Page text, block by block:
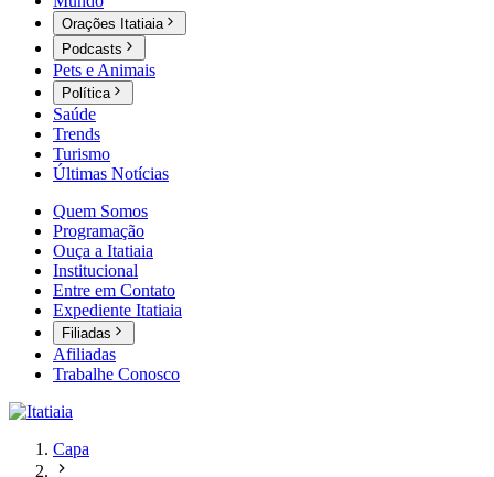
Orações Itatiaia
Podcasts
Pets e Animais
Política
Saúde
Trends
Turismo
Últimas Notícias
Quem Somos
Programação
Ouça a Itatiaia
Institucional
Entre em Contato
Expediente Itatiaia
Filiadas
Afiliadas
Trabalhe Conosco
Capa